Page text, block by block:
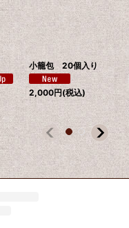
小籠包 20個入り
2,000円(税込)